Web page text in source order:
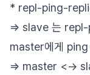
* repl-ping-
=> slave 는
master에게
=> master <->